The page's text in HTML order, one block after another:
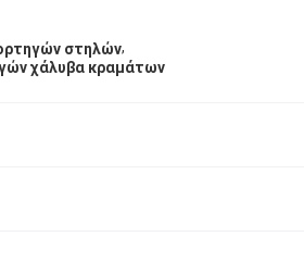
στηλών,
χάλυβα κραμάτων